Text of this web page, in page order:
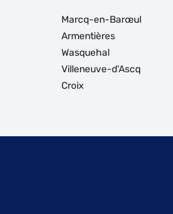
Marcq-en-Barœul
Armentières
Wasquehal
Villeneuve-d'Ascq
Croix